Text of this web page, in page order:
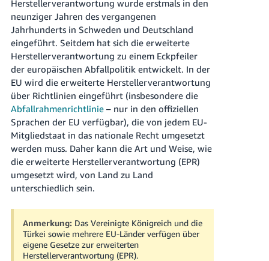
Herstellerverantwortung wurde erstmals in den
neunziger Jahren des vergangenen
Jahrhunderts in Schweden und Deutschland
eingeführt. Seitdem hat sich die erweiterte
Herstellerverantwortung zu einem Eckpfeiler
der europäischen Abfallpolitik entwickelt. In der
EU wird die erweiterte Herstellerverantwortung
über Richtlinien eingeführt (insbesondere die
Abfallrahmenrichtlinie– nur in den offiziellen
Sprachen der EU verfügbar), die von jedem EU-
Mitgliedstaat in das nationale Recht umgesetzt
werden muss. Daher kann die Art und Weise, wie
die erweiterte Herstellerverantwortung (EPR)
umgesetzt wird, von Land zu Land
unterschiedlich sein.
Anmerkung: Das Vereinigte Königreich und die
Türkei sowie mehrere EU-Länder verfügen über
eigene Gesetze zur erweiterten
Herstellerverantwortung (EPR).